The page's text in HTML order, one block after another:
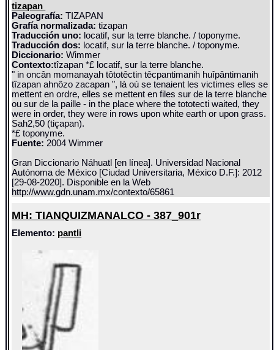
tizapan
Paleografía: TIZAPAN
Grafía normalizada: tizapan
Traducción uno: locatif, sur la terre blanche. / toponyme.
Traducción dos: locatif, sur la terre blanche. / toponyme.
Diccionario:Wimmer
Contexto:tîzapan *£ locatif, sur la terre blanche.
" in oncân momanayah tôtotêctin têcpantimanih huîpântimanih
tîzapan ahnôzo zacapan ", là où se tenaient les victimes elles se
mettent en ordre, elles se mettent en files sur de la terre blanche
ou sur de la paille - in the place where the tototecti waited, they
were in order, they were in rows upon white earth or upon grass.
Sah2,50 (tiçapan).
*£ toponyme.
Fuente: 2004 Wimmer
Gran Diccionario Náhuatl [en línea]. Universidad Nacional
Autónoma de México [Ciudad Universitaria, México D.F.]: 2012
[29-08-2020]. Disponible en la Web
http://www.gdn.unam.mx/contexto/65861
MH: TIANQUIZMANALCO - 387_901r
Elemento: pantli